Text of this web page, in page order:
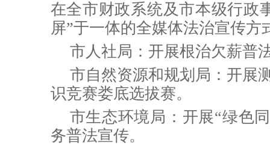
在全市财政系统及市本级行政
屏”于一体的全媒体法治宣传
市人社局： 开展根治欠薪普
市自然资源和规划局： 开展
识竞赛娄底选拔赛。
市生态环境局： 开展“绿色
务普法宣传。